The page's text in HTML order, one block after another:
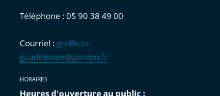
Téléphone : 05 90 38 49 00
Courriel : greffe.ta-
guadeloupe@juradm.fr
HORAIRES
Heures d'ouverture au public :